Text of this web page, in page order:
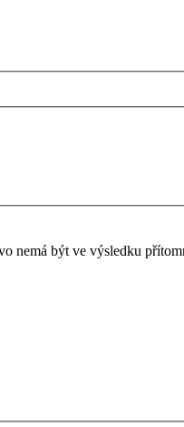
nemá být ve výsledku